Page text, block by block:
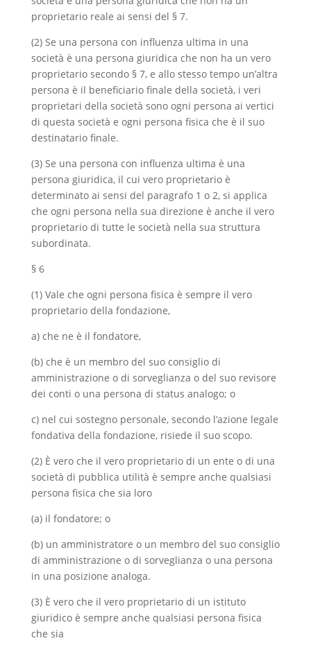
proprietario reale ai sensi del § 7.
(2) Se una persona con influenza ultima in una
società è una persona giuridica che non ha un vero
proprietario secondo § 7, e allo stesso tempo un’altra
persona è il beneficiario finale della società, i veri
proprietari della società sono ogni persona ai vertici
di questa società e ogni persona fisica che è il suo
destinatario finale.
(3) Se una persona con influenza ultima è una
persona giuridica, il cui vero proprietario è
determinato ai sensi del paragrafo 1 o 2, si applica
che ogni persona nella sua direzione è anche il vero
proprietario di tutte le società nella sua struttura
subordinata.
§ 6
(1) Vale che ogni persona fisica è sempre il vero
proprietario della fondazione,
a) che ne è il fondatore,
(b) che è un membro del suo consiglio di
amministrazione o di sorveglianza o del suo revisore
dei conti o una persona di status analogo; o
c) nel cui sostegno personale, secondo l’azione legale
fondativa della fondazione, risiede il suo scopo.
(2) È vero che il vero proprietario di un ente o di una
società di pubblica utilità è sempre anche qualsiasi
persona fisica che sia loro
(a) il fondatore; o
(b) un amministratore o un membro del suo consiglio
di amministrazione o di sorveglianza o una persona
in una posizione analoga.
(3) È vero che il vero proprietario di un istituto
giuridico è sempre anche qualsiasi persona fisica
che sia